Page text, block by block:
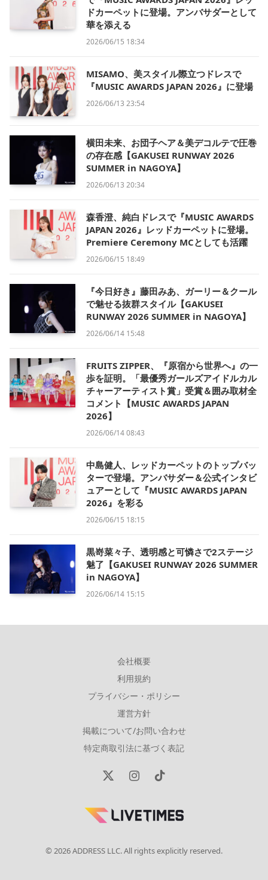
ドカーペットに登場。アンバサダーとして
華を添える
2026/06/15 18:34
MISAMO、美スタイル際立つドレスで
『MUSIC AWARDS JAPAN 2026』に登場
2026/06/13 23:54
横田未来、お団子ヘア＆美デコルテで圧巻
の存在感【GAKUSEI RUNWAY 2026
SUMMER in NAGOYA】
2026/06/13 20:34
森香澄、純白ドレスで『MUSIC AWARDS
JAPAN 2026』レッドカーペットに登場。
Premiere Ceremony MCとしても活躍
2026/06/15 18:49
『今日好き』藤田みあ、ガーリー＆クール
で魅せる抜群スタイル【GAKUSEI
RUNWAY 2026 SUMMER in NAGOYA】
2026/06/14 15:48
FRUITS ZIPPER、『原宿から世界へ』の一
歩を証明。「最優秀ガールズアイドルカル
チャーアーティスト賞」受賞＆囲み取材全
コメント【MUSIC AWARDS JAPAN
2026】
2026/06/14 08:43
中島健人、レッドカーペットのトップバッ
ターで登場。アンバサダー＆公式インタビ
ュアーとして『MUSIC AWARDS JAPAN
2026』を彩る
2026/06/15 18:15
黒嵜菜々子、透明感と可憐さで2ステージ
魅了【GAKUSEI RUNWAY 2026 SUMMER
in NAGOYA】
2026/06/14 15:15
会社概要
利用規約
プライバシー・ポリシー
運営方針
掲載について/お問い合わせ
特定商取引法に基づく表記
X
InstagramTikTok
© 2026 ADDRESS LLC. All rights explicitly reserved.